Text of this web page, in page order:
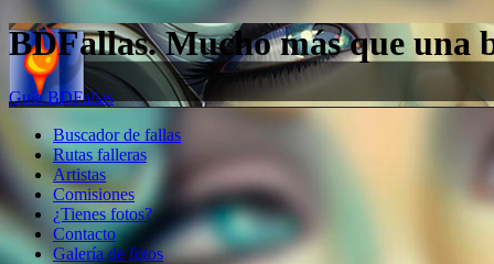
BDFallas. Mucho más que una
Guía BDFallas
Buscador de fallas
Rutas falleras
Artistas
Comisiones
¿Tienes fotos?
Contacto
Galería de fotos